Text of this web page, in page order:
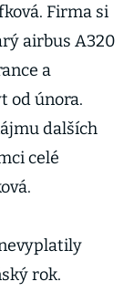
Firma si
airbus A320
a
od února.
dalších
celé
rok.